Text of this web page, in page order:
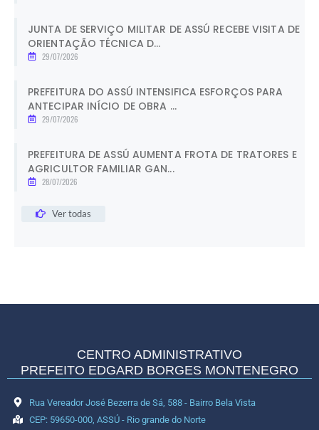
JUNTA DE SERVIÇO MILITAR DE ASSÚ RECEBE VISITA DE
ORIENTAÇÃO TÉCNICA D...
29/07/2026
PREFEITURA DO ASSÚ INTENSIFICA ESFORÇOS PARA
ANTECIPAR INÍCIO DE OBRA ...
29/07/2026
PREFEITURA DE ASSÚ AUMENTA FROTA DE TRATORES E
AGRICULTOR FAMILIAR GAN...
28/07/2026
Ver todas
CENTRO ADMINISTRATIVO
PREFEITO EDGARD BORGES MONTENEGRO
Rua Vereador José Bezerra de Sá, 588 - Bairro Bela Vista
CEP: 59650-000, ASSÚ - Rio grande do Norte